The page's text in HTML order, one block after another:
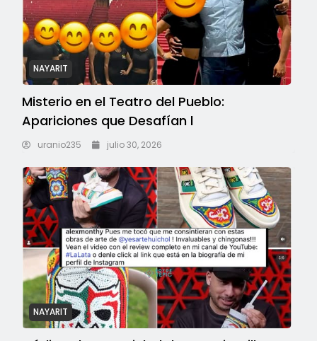
NAYARIT
Misterio en el Teatro del Pueblo:
Apariciones que Desafían l
uranio235 julio 30, 2026
NAYARIT